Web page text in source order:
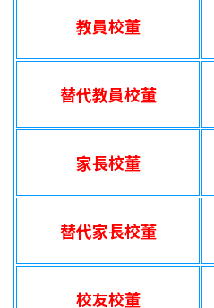
教員校董
替代教員校董
家長校董
替代家長校董
校友校董